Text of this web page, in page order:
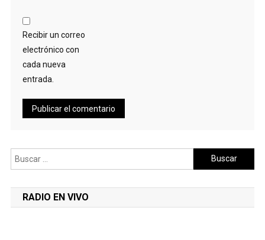
Recibir un correo
electrónico con
cada nueva
entrada.
Buscar:
RADIO EN VIVO